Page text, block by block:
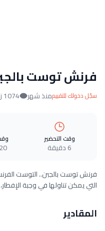
فرنش توست
سجّل دخولك للتقييممنذ شهر 1074 زيارات
وقت التحضير
6 دقيقة 20 دقيقة
فرنش توست بالجبن.. التوست
التي يمكن تناولها في وجبة
المقادير